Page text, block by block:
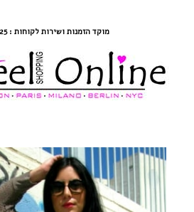
מוקד הזמנות ושירות לקוחות : 077-659-6925